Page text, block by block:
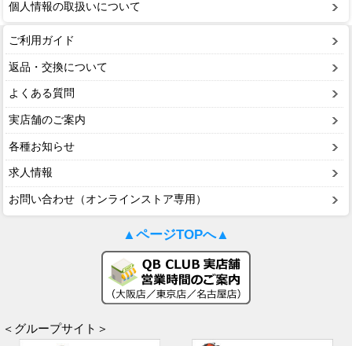
個人情報の取扱いについて
ご利用ガイド
返品・交換について
よくある質問
実店舗のご案内
各種お知らせ
求人情報
お問い合わせ（オンラインストア専用）
▲ページTOPへ▲
＜グループサイト＞